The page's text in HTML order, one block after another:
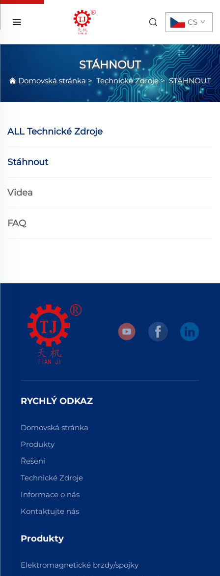
CS
STÁHNOUT
Domovská stránka> Technické Zdroje>STÁHNOUT
ALL Technické Zdroje
Stáhnout
Videa
FAQ
RYCHLÝ ODKAZ
Domovská stránka
Produkty
Řešení
Technické Zdroje
Informace o nás
Kontaktujte nás
Produkty
Elektromagnetické brzdy/spojky